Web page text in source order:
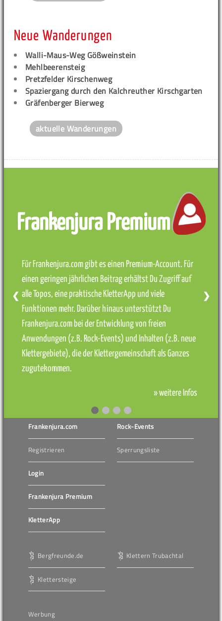
Neue Wanderungen
Walli-Maus-Weg Gößweinstein
Mehlbeerensteig
Pretzfelder Kirschenweg
Spaziergang durch den Kalchreuther Kirschgarten
Gräfenberger Bierweg
aktuelle Wanderungen
Frankenjura Premium
Für Frankenjura.com gibt es einen Premium-Account. Für
einen geringen jährlichen Beitrag erhältst Du Zugriff auf
alle Topos, eine praktische KletterApp und viele
Funktionen mehr. Darüber hinaus unterstützt Du
Frankenjura.com bei der Entwicklung von freien
Anwendungen (z.B. Rock-Events) und Inhalten (z.B. neue
Klettergebiete), die der Klettergemeinschaft als Ganzes
zugutekommen.
» weitere Infos
❮ ❯
Frankenjura.com
Registrieren
Login
Frankenjura Premium
KletterApp
Rock-Events
Sperrungsliste
Bergfreunde.de
Klettersteige
Klettern Trubachtal
Werbung